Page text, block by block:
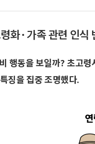
화·가족 관련 인식
행동을 보일까? 초고
징을 집중 조명했다.